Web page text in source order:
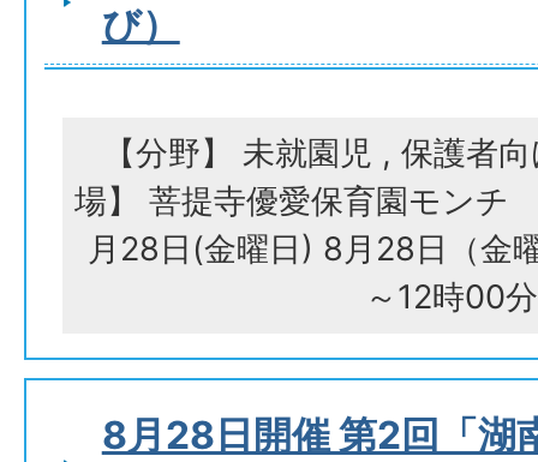
び）
【分野】 未就園児 , 保護者
場】 菩提寺優愛保育園モンチ
月28日(金曜日) 8月28日（金
～12時00分
8月28日開催 第2回「湖